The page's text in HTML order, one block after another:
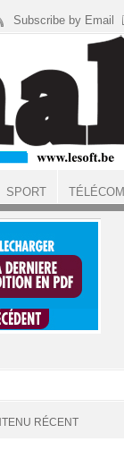
RÉCENT
Subscribe by Email
SPORT TÉLÉCOM